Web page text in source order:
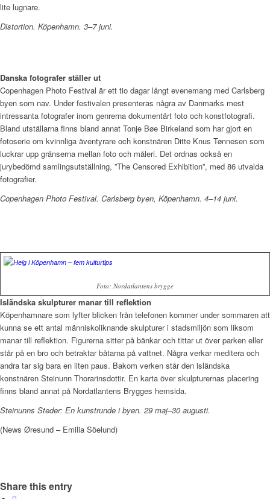
lite lugnare.
Distortion. Köpenhamn. 3–7 juni.
Danska fotografer ställer ut
Copenhagen Photo Festival är ett tio dagar långt evenemang med Carlsberg
byen som nav. Under festivalen presenteras några av Danmarks mest
intressanta fotografer inom genrerna dokumentärt foto och konstfotografi.
Bland utställarna finns bland annat Tonje Bøe Birkeland som har gjort en
fotoserie om kvinnliga äventyrare och konstnären Ditte Knus Tønnesen som
luckrar upp gränserna mellan foto och måleri. Det ordnas också en
jurybedömd samlingsutställning, ”The Censored Exhibition”, med 86 utvalda
fotografier.
Copenhagen Photo Festival. Carlsberg byen, Köpenhamn. 4–14 juni.
Foto: Nordatlantens brygge
Isländska skulpturer manar till reflektion
Köpenhamnare som lyfter blicken från telefonen kommer under sommaren att
kunna se ett antal människoliknande skulpturer i stadsmiljön som liksom
manar till reflektion. Figurerna sitter på bänkar och tittar ut över parken eller
står på en bro och betraktar båtarna på vattnet. Några verkar meditera och
andra tar sig bara en liten paus. Bakom verken står den isländska
konstnären Steinunn Thorarinsdottir. En karta över skulpturernas placering
finns bland annat på Nordatlantens Brygges hemsida.
Steinunns Steder: En kunstrunde i byen. 29 maj–30 augusti.
(News Øresund – Emilia Söelund)
Share this entry